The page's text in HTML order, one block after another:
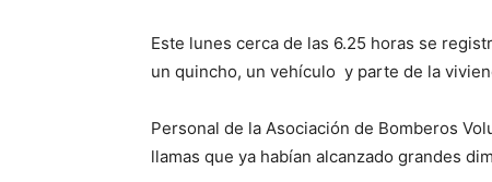
Este lunes cerca de las 6.25 horas se
un quincho, un vehículo y parte de la
Personal de la Asociación de Bomberos
llamas que ya habían alcanzado grandes